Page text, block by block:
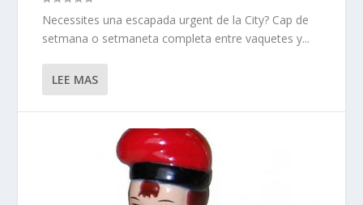
Necessites una escapada urgent de la City? Cap de
setmana o setmaneta completa entre vaquetes y...
LEE MAS